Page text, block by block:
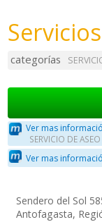
categorías
Ver mas
SERVICIO DE ASEO
Ver mas
Sendero del Sol
Antofagasta,